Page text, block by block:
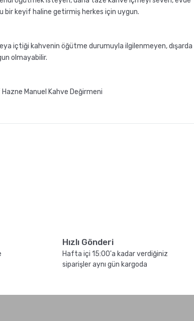
bir keyif haline getirmiş herkes için uygun.
içtiği kahvenin öğütme durumuyla ilgilenmeyen, dışarda
olmayabilir.
Manuel Kahve Değirmeni
Grosche Aberdeen Tritan
Grosche Milano Moka Pot
Hangi Demleme İçin NasılHızlı Gönderi
Hafta içi 15:00'a kadar verdiğiniz
siparişler aynı gün kargoda